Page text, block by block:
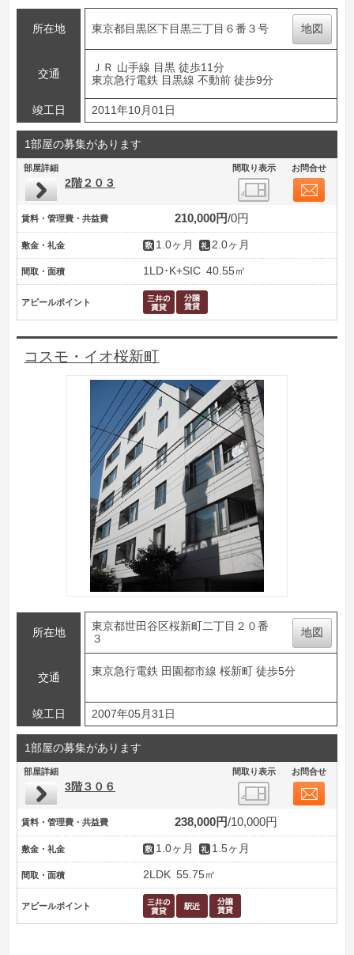
所在地 東京都目黒区下目黒三丁目６番３号 地図
交通
ＪＲ 山手線 目黒 徒歩11分
東京急行電鉄 目黒線 不動前 徒歩9分
竣工日 2011年10月01日
1部屋の募集があります
部屋詳細 間取り表示 お問合せ
2階２０３
賃料・管理費・共益費 210,000円 0円
敷金・礼金 1.0ヶ月 2.0ヶ月
間取・面積 1LD･K+SIC 40.55㎡
アピールポイント
コスモ・イオ桜新町
所在地
東京都世田谷区桜新町二丁目２０番
３
地図
交通
東京急行電鉄 田園都市線 桜新町 徒歩5分
竣工日 2007年05月31日
1部屋の募集があります
部屋詳細 間取り表示 お問合せ
3階３０６
賃料・管理費・共益費 238,000円 10,000円
敷金・礼金 1.0ヶ月 1.5ヶ月
間取・面積 2LDK 55.75㎡
アピールポイント